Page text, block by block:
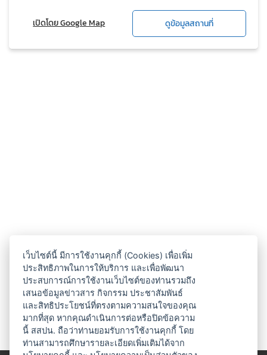
เปิดโดย Google Map ดูข้อมูลสถานที่
เว็บไซต์นี้ มีการใช้งานคุกกี้ (Cookies) เพื่อเพิ่ม
ประสิทธิภาพในการให้บริการ และเพื่อพัฒนา
ประสบการณ์การใช้งานเว็บไซต์ของท่านรวมถึง
เสนอข้อมูลข่าวสาร กิจกรรม ประชาสัมพันธ์
และสิทธิประโยชน์ที่ตรงตามความสนใจของคุณ
มากที่สุด หากคุณดำเนินการต่อหรือปิดข้อความ
นี้ สสปน. ถือว่าท่านยอมรับการใช้งานคุกกี้ โดย
ท่านสามารถศึกษารายละเอียดเพิ่มเติมได้จาก